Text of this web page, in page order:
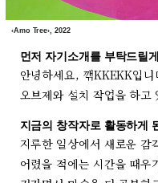
‹Amo Tree›, 2022
먼저 자기소개를 부탁드릴
안녕하세요, 깪KKEKK입
오브제와 설치 작업을 하고
지금의 창작자로 활동하게
지루한 일상에서 새로운 감
어렸을 적에는 시간을 때우